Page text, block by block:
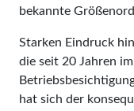
bekannte
Starken Eindruck
die seit 20 Jahren
hat sich der